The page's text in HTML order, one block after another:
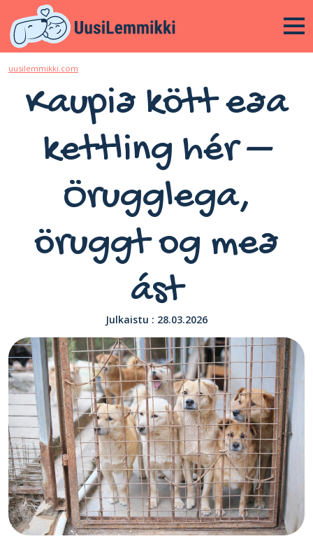
uusilemmikki.com
Kaupið kött eða
kettling hér –
Örugglega,
öruggt og með
ást
Julkaistu : 28.03.2026